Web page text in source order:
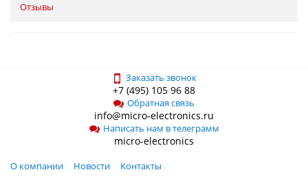
Отзывы
Заказать звонок
+7 (495) 105 96 88
Обратная связь
info@micro-electronics.ru
Написать нам в телеграмм
micro-electronics
О компании Новости
Контакты